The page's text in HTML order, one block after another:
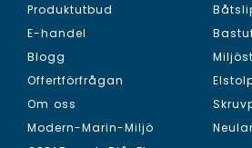
Produktutbud
E-handel
Blogg
Offertförfrågan
Om oss
Modern-Marin-Miljö
Neular